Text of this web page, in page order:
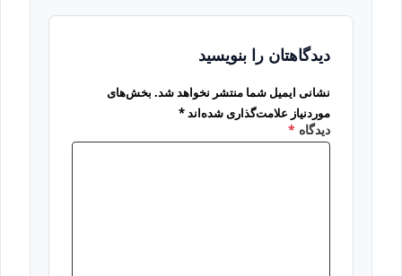
دیدگاهتان را بنویسید
نشانی ایمیل شما منتشر نخواهد شد. بخش‌های
موردنیاز علامت‌گذاری شده‌اند*
دیدگاه *